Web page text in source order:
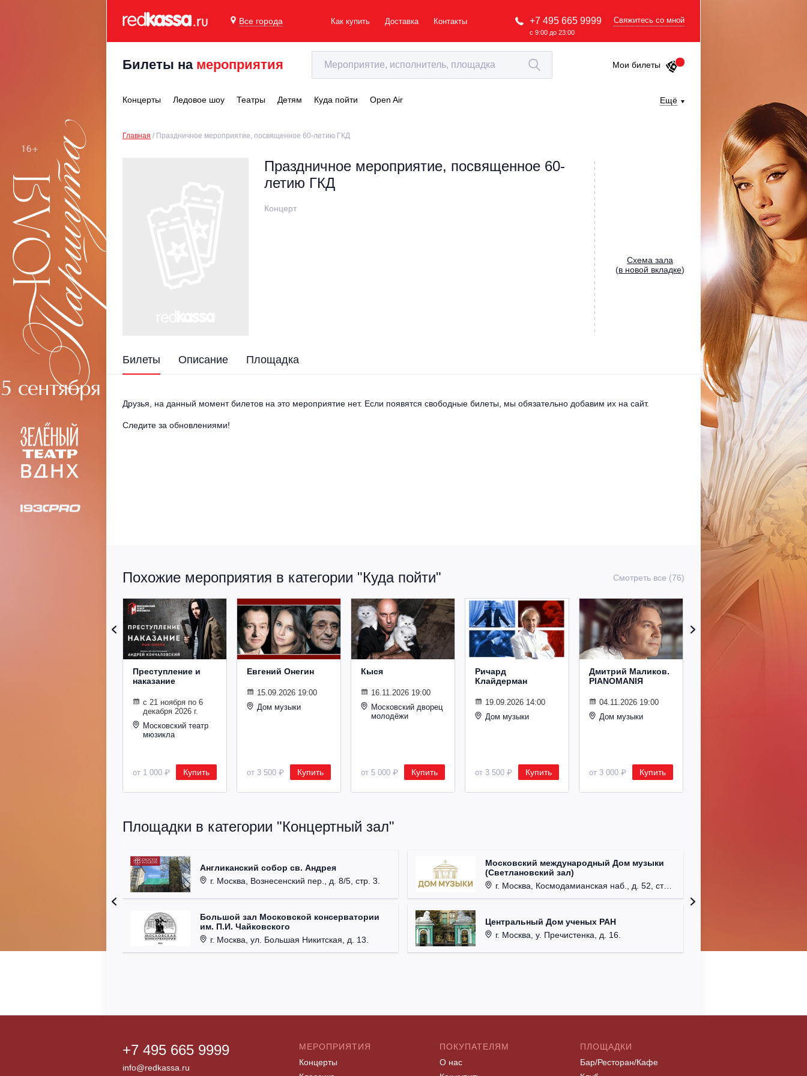
Все города Как купить Доставка Контакты +7 495 665 9999
с 9:00 до 23:00
Свяжитесь со мной
Билеты на мероприятия Мои билеты
Концерты Ледовое шоу Театры Детям Куда пойти Open Air Ещё
Главная Праздничное мероприятие, посвященное 60-летию ГКД
Праздничное мероприятие, посвященное 60-
летию ГКД
Концерт
Cхема зала
(в новой вкладке)
Билеты Описание Площадка
Друзья, на данный момент билетов на это мероприятие нет. Если появятся свободные билеты, мы обязательно добавим их на сайт.
Следите за обновлениями!
Похожие мероприятия в категории "Куда пойти" Смотреть все (76)
Преступление и
наказание
с 21 ноября по 6
декабря 2026 г.
Московский театр
мюзикла
от 1 000 ₽ Купить
Евгений Онегин
15.09.2026 19:00
Дом музыки
от 3 500 ₽ Купить
Кыся
16.11.2026 19:00
Московский дворец
молодёжи
от 5 000 ₽ Купить
Ричард
Клайдерман
19.09.2026 14:00
Дом музыки
от 3 500 ₽ Купить
Дмитрий Маликов.
PIANOMANIЯ
04.11.2026 19:00
Дом музыки
от 3 000 ₽ Купить
Площадки в категории "Концертный зал"
Англиканский собор св. Андрея
г. Москва, Вознесенский пер., д. 8/5, стр. 3.
Большой зал Московской консерватории
им. П.И. Чайковского
г. Москва, ул. Большая Никитская, д. 13.
Московский международный Дом музыки
(Светлановский зал)
г. Москва, Космодамианская наб., д. 52, стр. 8.
Центральный Дом ученых РАН
г. Москва, у. Пречистенка, д. 16.
+7 495 665 9999
info@redkassa.ru
МЕРОПРИЯТИЯ
Концерты
ПОКУПАТЕЛЯМ
О нас
ПЛОЩАДКИ
Бар/Ресторан/Кафе